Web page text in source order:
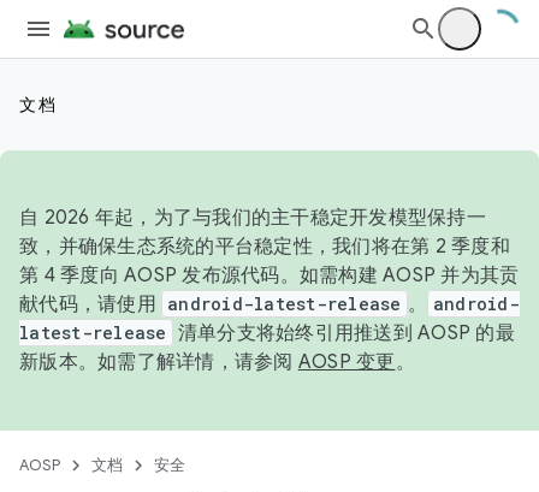
文档
自 2026 年起，为了与我们的主干稳定开发模型保持一
致，并确保生态系统的平台稳定性，我们将在第 2 季度和
第 4 季度向 AOSP 发布源代码。如需构建 AOSP 并为其贡
献代码，请使用 android-latest-release 。
android-
latest-release 清单分支将始终引用推送到 AOSP 的最
新版本。如需了解详情，请参阅 AOSP 变更。
AOSP 文档 安全